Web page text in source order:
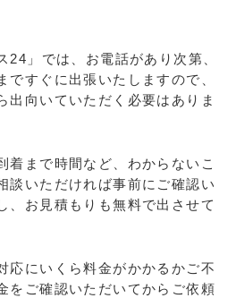
24」では、お電話があり次第、
ですぐに出張いたしますので、
出向いていただく必要はありま
着まで時間など、わからないこ
談いただければ事前にご確認い
、お見積もりも無料で出させて
応にいくら料金がかかるかご不
をご確認いただいてからご依頼